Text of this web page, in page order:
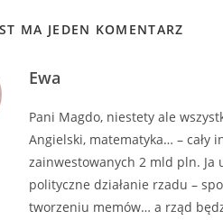
MA JEDEN KOMENTARZ
Ewa
Pani Magdo, niestety ale
Angielski, matematyka… – cały
zainwestowanych 2 mld pln. Ja
polityczne działanie rzadu –
tworzeniu memów… a rząd